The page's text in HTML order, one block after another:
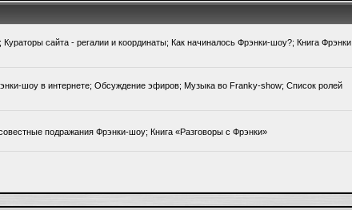
сайта - регалии и координаты; Как начиналось Фрэнки-шоу?; Книга Фрэнки
шоу в интернете; Обсуждение эфиров; Музыка во Franky-show; Список ролей
подражания Фрэнки-шоу; Книга «Разговоры с Фрэнки»